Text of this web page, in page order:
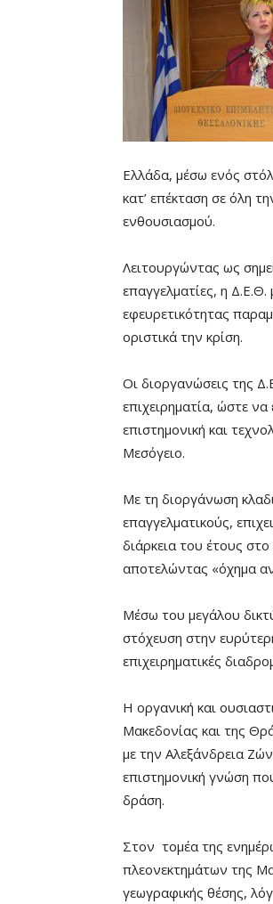
Ελλάδα, μέσω ενός
κατ’ επέκταση σε όλη
ενθουσιασμού.
Λειτουργώντας ως
επαγγελματίες, η Δ.Ε.Θ.
εφευρετικότητας
οριστικά την κρίση.
Οι διοργανώσεις της
επιχειρηματία, ώστε
επιστημονική και
Μεσόγειο.
Με τη διοργάνωση
επαγγελματικούς,
διάρκεια του έτους
αποτελώντας «όχημα
Μέσω του μεγάλου
στόχευση στην
επιχειρηματικές
Η οργανική και
Μακεδονίας και της
με την Αλεξάνδρεια
επιστημονική γνώση
δράση.
Στον τομέα της
πλεονεκτημάτων της
γεωγραφικής θέσης,